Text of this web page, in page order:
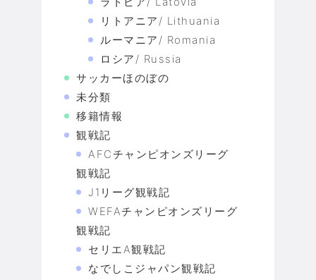
リトアニア/ Lithuania
ルーマニア/ Romania
ロシア/ Russia
サッカーほのぼの
未分類
移籍情報
観戦記
AFCチャンピオンズリーグ
観戦記
J1リーグ観戦記
WEFAチャンピオンズリーグ
観戦記
セリエA観戦記
なでしこジャパン観戦記